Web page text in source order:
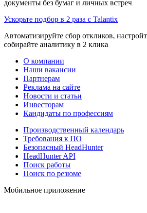
документы без бумаг и личных встреч
Ускорьте подбор в 2 раза с Talantix
Автоматизируйте сбор откликов,
собирайте аналитику в 2 клика
О компании
Наши вакансии
Партнерам
Реклама на сайте
Новости и статьи
Инвесторам
Кандидаты по профессиям
Производственный календарь
Требования к ПО
Безопасный HeadHunter
HeadHunter API
Поиск работы
Поиск по резюме
Мобильное приложение